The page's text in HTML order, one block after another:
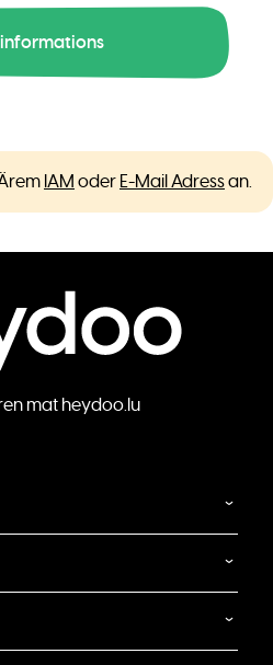
IAM oder E-Mail Adressan.
mat heydoo.lu